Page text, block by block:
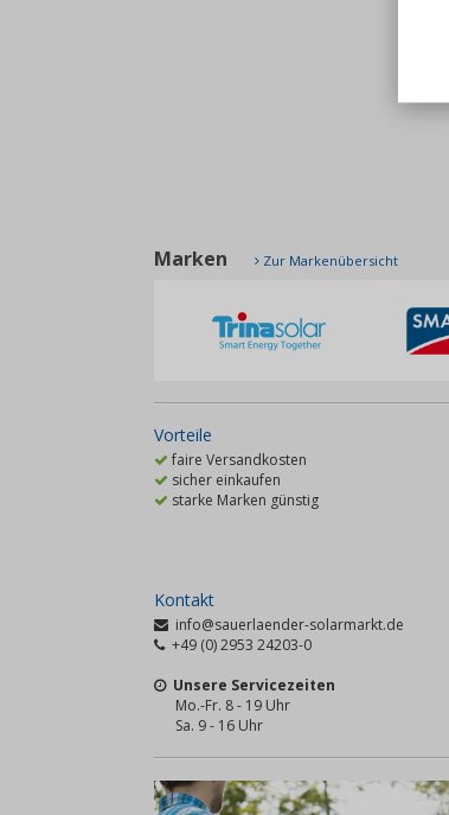
Marken Zur Markenübersicht
Vorteile
faire Versandkosten
sicher einkaufen
starke Marken günstig
Kontakt
info@sauerlaender-solarmarkt.de
+49 (0) 2953 24203-0
Unsere Servicezeiten
Mo.-Fr. 8 - 19 Uhr
Sa. 9 - 16 Uhr